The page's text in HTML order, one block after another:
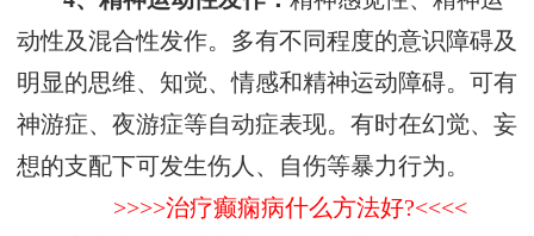
动性及混合性发作。多有不同程度的意识障碍及
明显的思维、知觉、情感和精神运动障碍。可有
神游症、夜游症等自动症表现。有时在幻觉、妄
想的支配下可发生伤人、自伤等暴力行为。
>>>>治疗癫痫病什么方法好?<<<<